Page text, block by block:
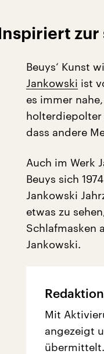
Inspiriert
Beuys‘ Kunst
Jankowski ist
es immer
holterdiepolter
dass andere
Auch im Werk
Beuys sich
Jankowski
etwas zu
Schlafmasken
Jankowski.
Mit
angezeigt